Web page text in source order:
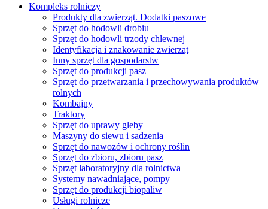
Kompleks rolniczy
Produkty dla zwierząt. Dodatki paszowe
Sprzęt do hodowli drobiu
Sprzęt do hodowli trzody chlewnej
Identyfikacja i znakowanie zwierząt
Inny sprzęt dla gospodarstw
Sprzęt do produkcji pasz
Sprzęt do przetwarzania i przechowywania produktów
rolnych
Kombajny
Traktory
Sprzęt do uprawy gleby
Maszyny do siewu i sadzenia
Sprzęt do nawozów i ochrony roślin
Sprzęt do zbioru, zbioru pasz
Sprzęt laboratoryjny dla rolnictwa
Systemy nawadniające, pompy
Sprzęt do produkcji biopaliw
Usługi rolnicze